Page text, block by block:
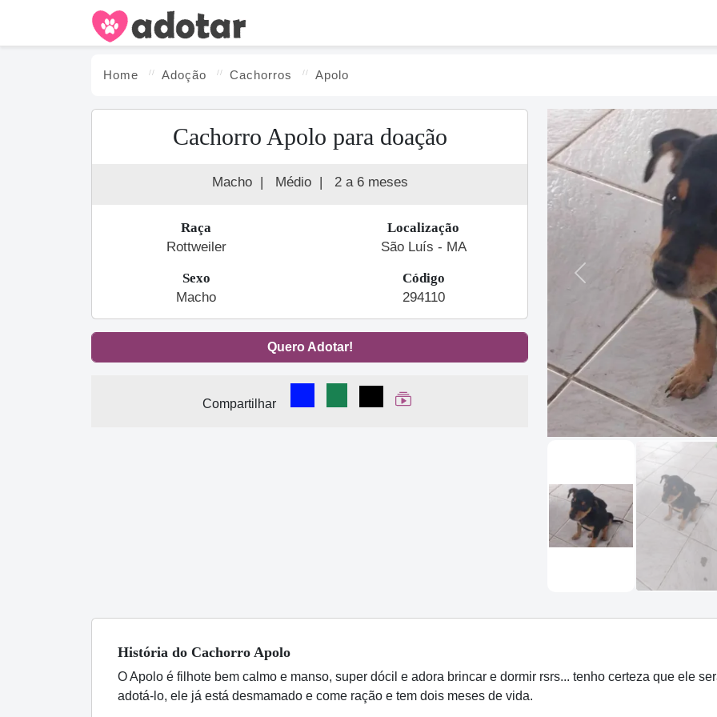
Home Adoção Cachorros Apolo
Cachorro Apolo para doação
Macho | Médio | 2 a 6 meses
Raça
Rottweiler
Localização
São Luís - MA
Sexo
Macho
Código
294110
Quero Adotar!
Compartilhar
Compartilhar no Facebook
Compartilhar no WhatsApp
Compartilhar
Ver Web Story
Previous
História do Cachorro Apolo
O Apolo é filhote bem calmo e manso, super dócil e adora brincar e dormir rsrs... tenho certeza que ele
adotá-lo, ele já está desmamado e come ração e tem dois meses de vida.